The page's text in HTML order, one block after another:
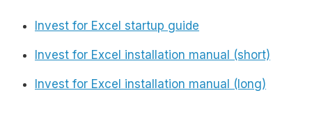
Invest for Excel startup guide
Invest for Excel installation manual (short)
Invest for Excel installation manual (long)